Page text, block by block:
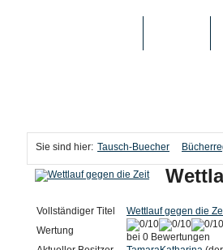
Sie sind hier: Tausch-Buecher
Vollständiger Titel
Wettlauf gegen die
Wertung
bei 0 Bewertungen